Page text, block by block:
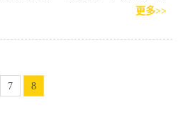
更多>>
7 8